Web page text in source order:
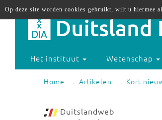
Het instituut Wetenschap
Home Artikelen Kort
Duitslandweb
Op deze site worden cookies gebruikt, wilt u hiermee